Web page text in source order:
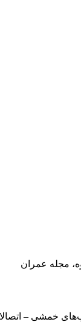
مجله عمران
خمشی –